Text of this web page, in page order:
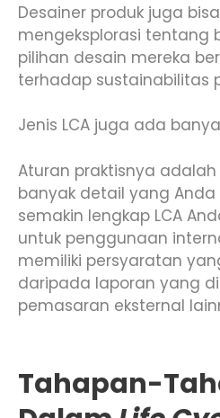
Desainer produk juga bisa
mengeksplorasi tentang
pilihan desain mereka
terhadap sustainabilitas
Jenis LCA juga ada
Aturan praktisnya adalah
banyak detail yang Anda
semakin lengkap LCA
untuk penggunaan
memiliki persyaratan
daripada laporan yang
pemasaran eksternal
Tahapan-